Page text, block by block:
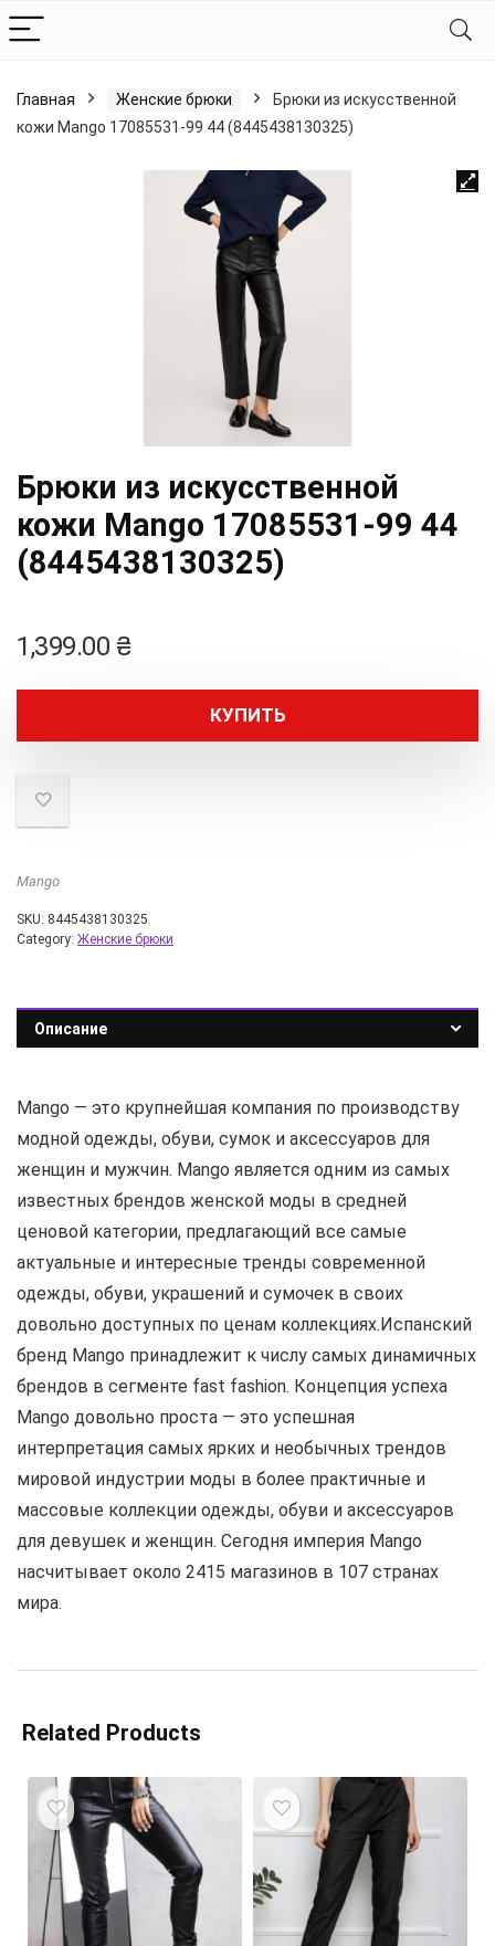
Главная Женские брюки
Брюки из искусственной
кожи Mango 17085531-99 44 (8445438130325)
Брюки из искусственной
кожи Mango 17085531-99 44
(8445438130325)
1,399.00 ₴
КУПИТЬ
Mango
SKU: 8445438130325
Category: Женские брюки
Описание
Mango — это крупнейшая компания по производству
модной одежды, обуви, сумок и аксессуаров для
женщин и мужчин. Mango является одним из самых
известных брендов женской моды в средней
ценовой категории, предлагающий все самые
актуальные и интересные тренды современной
одежды, обуви, украшений и сумочек в своих
довольно доступных по ценам коллекциях.Испанский
бренд Mango принадлежит к числу самых динамичных
брендов в сегменте fast fashion. Концепция успеха
Mango довольно проста — это успешная
интерпретация самых ярких и необычных трендов
мировой индустрии моды в более практичные и
массовые коллекции одежды, обуви и аксессуаров
для девушек и женщин. Сегодня империя Mango
насчитывает около 2415 магазинов в 107 странах
мира.
Related Products